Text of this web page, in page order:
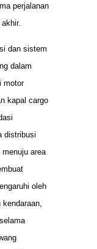
perjalanan
dan sistem
dalam
motor
kapal cargo
distribusi
menuju area
oleh